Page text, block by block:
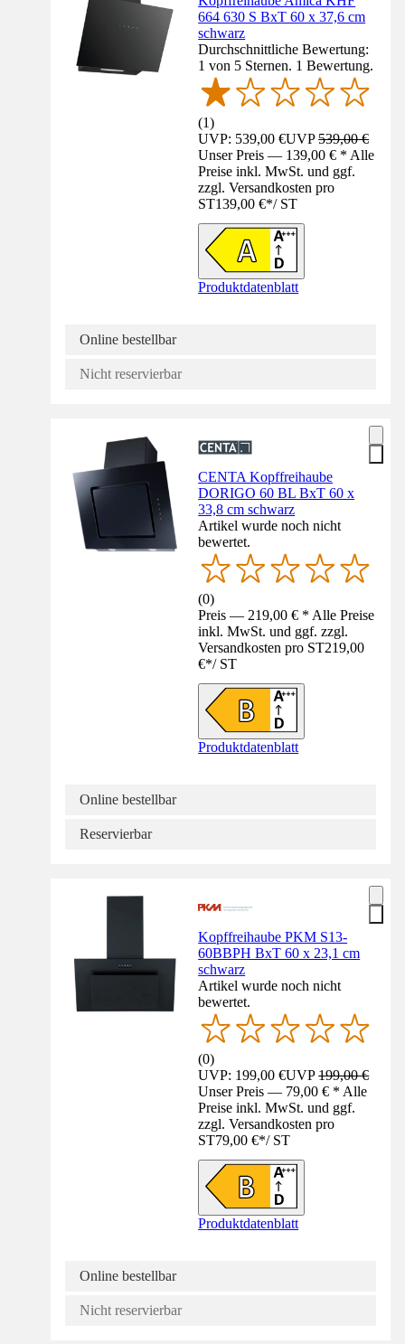
664 630 S BxT 60 x 37,6 cm
schwarz
Durchschnittliche Bewertung:
1 von 5 Sternen. 1 Bewertung.
(1)
UVP: 539,00 €UVP539,00 €
Unser Preis — 139,00 € * Alle
Preise inkl. MwSt. und ggf.
zzgl. Versandkosten pro
ST139,00 €*/ ST
Produktdatenblatt
Online bestellbar
Nicht reservierbar
CENTA Kopffreihaube
DORIGO 60 BL BxT 60 x
33,8 cm schwarz
Artikel wurde noch nicht
bewertet.
(0)
Preis — 219,00 € * Alle Preise
inkl. MwSt. und ggf. zzgl.
Versandkosten pro ST219,00
€*/ ST
Produktdatenblatt
Online bestellbar
Reservierbar
Kopffreihaube PKM S13-
60BBPH BxT 60 x 23,1 cm
schwarz
Artikel wurde noch nicht
bewertet.
(0)
UVP: 199,00 €UVP199,00 €
Unser Preis — 79,00 € * Alle
Preise inkl. MwSt. und ggf.
zzgl. Versandkosten pro
ST79,00 €*/ ST
Produktdatenblatt
Online bestellbar
Nicht reservierbar